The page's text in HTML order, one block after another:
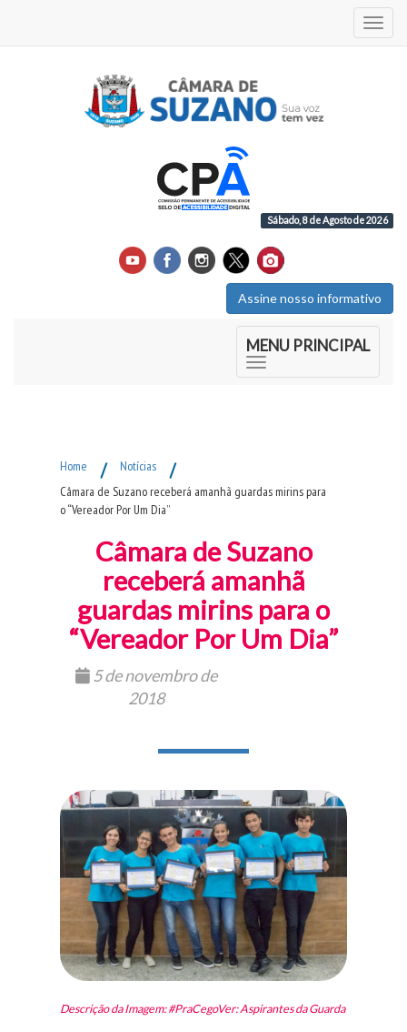
Sábado, 8 de Agosto de 2026
Assine nosso informativo
MENU PRINCIPAL
Home / Notícias /
Câmara de Suzano receberá amanhã guardas mirins para
o “Vereador Por Um Dia”
Câmara de Suzano
receberá amanhã
guardas mirins para o
“Vereador Por Um Dia”
5 de novembro de
2018
Descrição da Imagem: #PraCegoVer: Aspirantes da Guarda